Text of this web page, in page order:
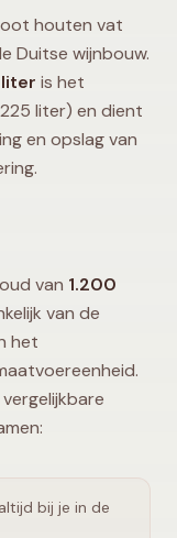
houten vat
Duitse wijnbouw.
is het
liter) en dient
en opslag van
van 1.200
van de
het
bij je in de